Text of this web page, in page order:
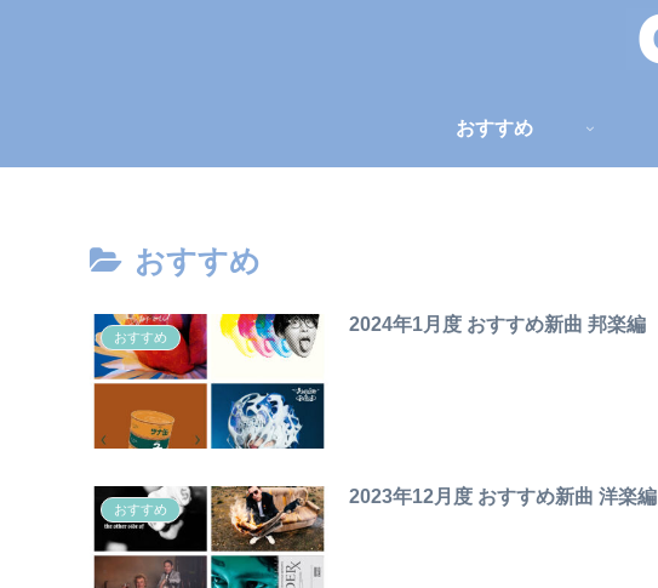
おすすめ
おすすめ
おすすめ
2024年1月度 おすすめ新曲 邦楽編
おすすめ
2023年12月度 おすすめ新曲 洋楽編